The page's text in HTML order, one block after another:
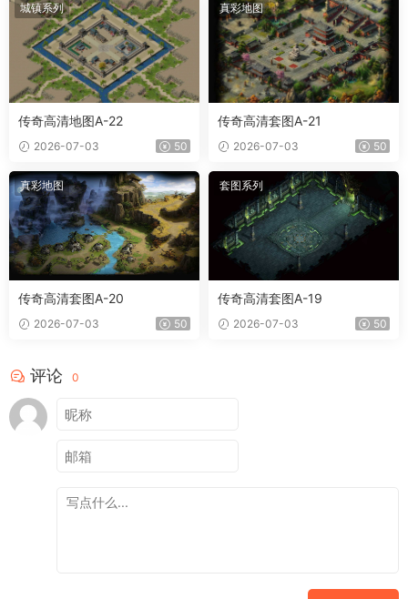
城镇系列
传奇高清地图A-22
2026-07-03 50
真彩地图
传奇高清套图A-21
2026-07-03 50
真彩地图
传奇高清套图A-20
2026-07-03 50
套图系列
传奇高清套图A-19
2026-07-03 50
评论 0